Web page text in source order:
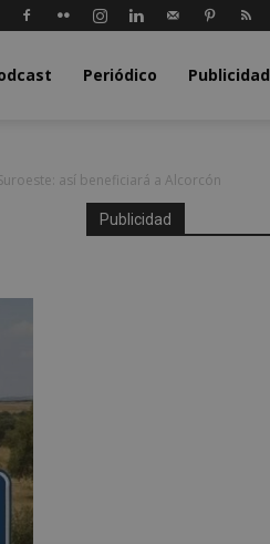
Periódico Publicidad
así beneficiará a Alcorcón
Publicidad